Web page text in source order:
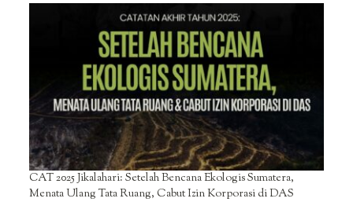
CAT 2025 Jikalahari: Setelah Bencana Ekologis Sumatera,
Menata Ulang Tata Ruang, Cabut Izin Korporasi di DAS